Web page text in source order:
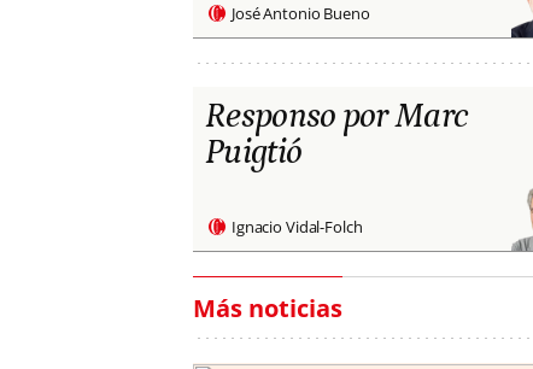
José Antonio Bueno
Responso por Marc
Puigtió
Ignacio Vidal-Folch
Más noticias